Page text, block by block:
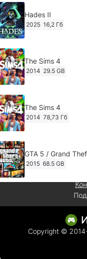
Hades II
2025 16,2 Гб
The Sims 4
2014 29.5 GB
The Sims 4
2014 78,73 Гб
GTA 5 / Grand
2015 68.5 GB
Ghost of
[RePack
Copyright ©